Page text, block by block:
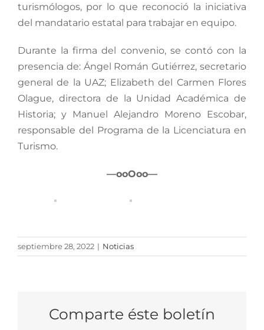
turismólogos, por lo que reconoció la iniciativa
del mandatario estatal para trabajar en equipo.
Durante la firma del convenio, se contó con la
presencia de: Ángel Román Gutiérrez, secretario
general de la UAZ; Elizabeth del Carmen Flores
Olague, directora de la Unidad Académica de
Historia; y Manuel Alejandro Moreno Escobar,
responsable del Programa de la Licenciatura en
Turismo.
—ooOoo—
septiembre 28, 2022 | Noticias
Comparte éste boletín